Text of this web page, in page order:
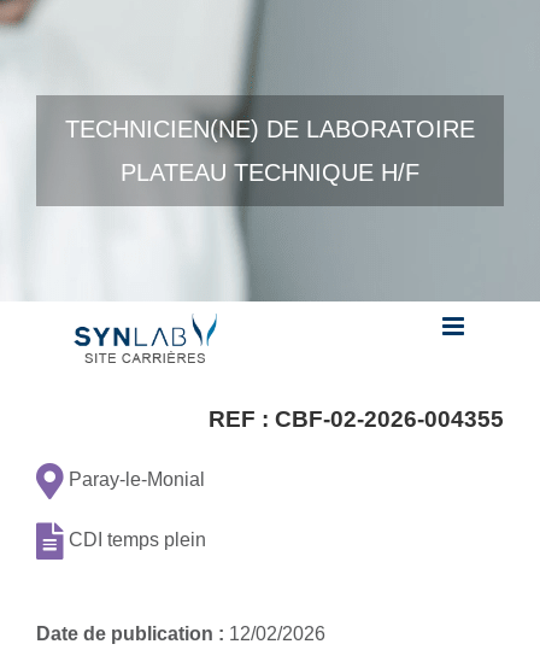
Skip to content
TECHNICIEN(NE) DE LABORATOIRE
PLATEAU TECHNIQUE H/F
REF : CBF-02-2026-004355
Paray-le-Monial
CDI temps plein
Date de publication : 12/02/2026